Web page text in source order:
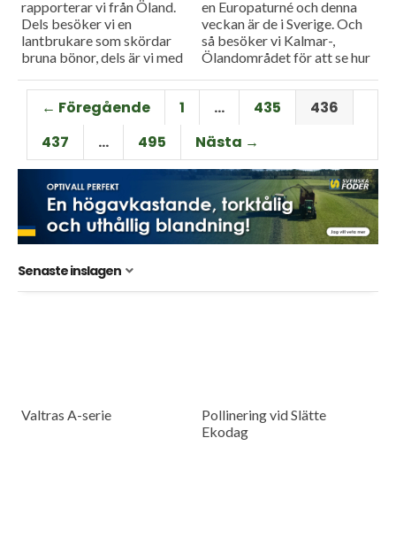
rapporterar vi från Öland.
Dels besöker vi en
lantbrukare som skördar
bruna bönor, dels är vi med
helikopter letar nya
grundvattenförekomster
en Europaturné och denna
veckan är de i Sverige. Och
så besöker vi Kalmar-,
Ölandområdet för att se hur
← Föregående 1 … 435
436
437
… 495 Nästa →
Senaste inslagen
Valtras A-serie
Pollinering vid Slätte
Ekodag